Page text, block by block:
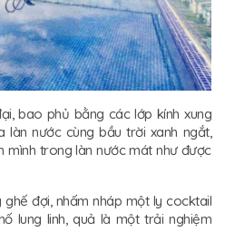
bao phủ bằng các lớp kính xung
làn nước cùng bầu trời xanh ngắt,
mình trong làn nước mát như được
đợi, nhấm nháp một ly cocktail
lung linh, quả là một trải nghiệm